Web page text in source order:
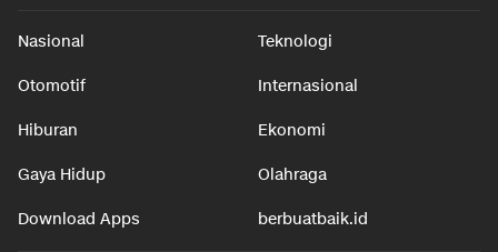
Nasional Teknologi
Otomotif Internasional
Hiburan Ekonomi
Gaya Hidup Olahraga
Download Apps berbuatbaik.id